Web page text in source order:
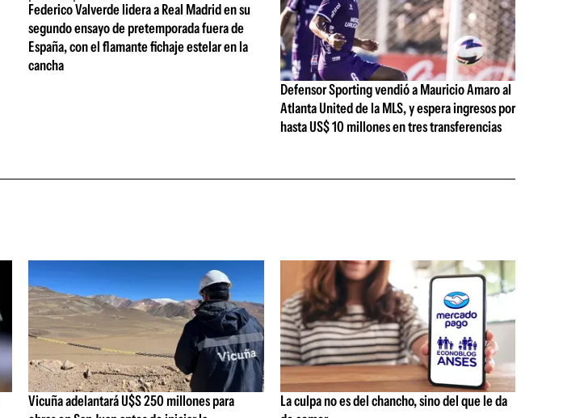
Federico Valverde lidera a Real Madrid en su
segundo ensayo de pretemporada fuera de
España, con el flamante fichaje estelar en la
cancha
Defensor Sporting vendió a Mauricio Amaro al
Atlanta United de la MLS, y espera ingresos por
hasta US$ 10 millones en tres transferencias
Vicuña adelantará U$S 250 millones para
La culpa no es del chancho, sino del que le da